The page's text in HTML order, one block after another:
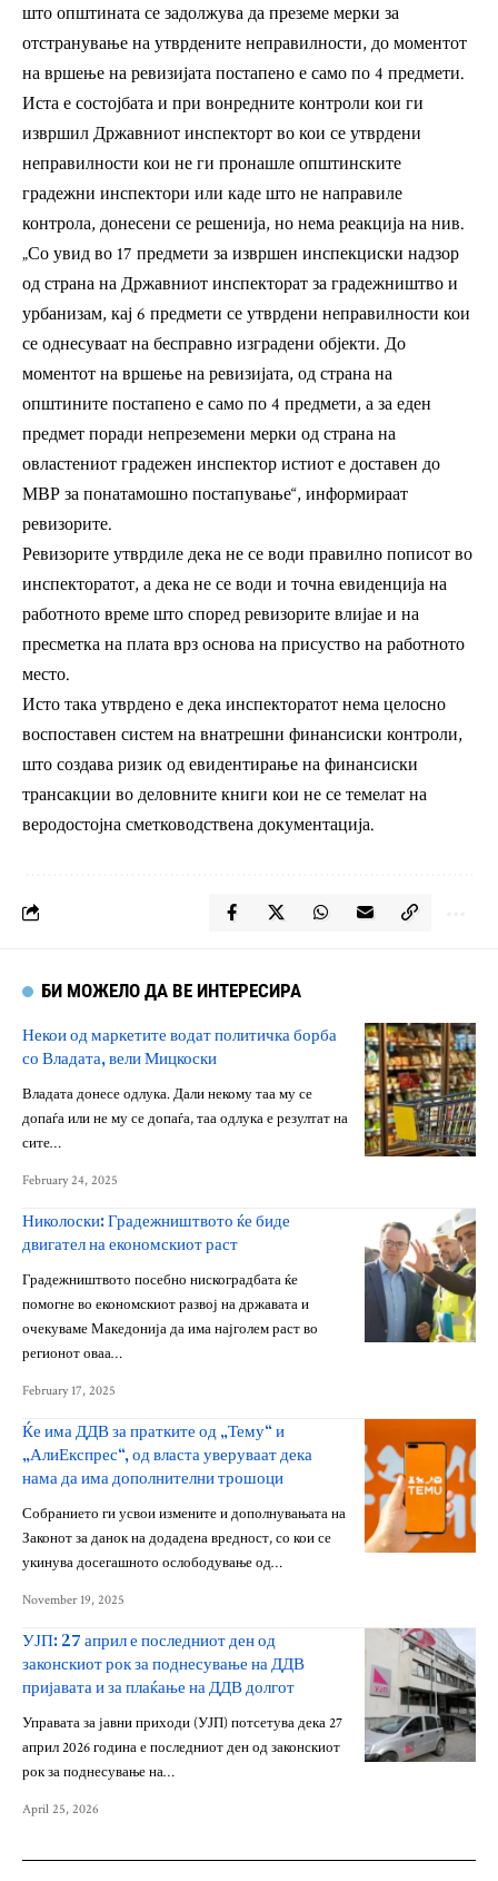
што општината се задолжува да преземе мерки за
отстранување на утврдените неправилности, до моментот
на вршење на ревизијата постапено е само по 4 предмети.
Иста е состојбата и при вонредните контроли кои ги
извршил Државниот инспекторт во кои се утврдени
неправилности кои не ги пронашле општинските
градежни инспектори или каде што не направиле
контрола, донесени се решенија, но нема реакција на нив.
„Со увид во 17 предмети за извршен инспекциски надзор
од страна на Државниот инспекторат за градежништво и
урбанизам, кај 6 предмети се утврдени неправилности кои
се однесуваат на бесправно изградени објекти. До
моментот на вршење на ревизијата, од страна на
општините постапено е само по 4 предмети, а за еден
предмет поради непреземени мерки од страна на
овластениот градежен инспектор истиот е доставен до
МВР за понатамошно постапување“, информираат
ревизорите.
Ревизорите утврдиле дека не се води правилно пописот во
инспекторатот, а дека не се води и точна евиденција на
работното време што според ревизорите влијае и на
пресметка на плата врз основа на присуство на работното
место.
Исто така утврдено е дека инспекторатот нема целосно
воспоставен систем на внатрешни финансиски контроли,
што создава ризик од евидентирање на финансиски
трансакции во деловните книги кои не се темелат на
веродостојна сметководствена документација.
БИ МОЖЕЛО ДА ВЕ ИНТЕРЕСИРА
Некои од маркетите водат политичка борба
со Владата, вели Мицкоски
Владата донесе одлука. Дали некому таа му се
допаѓа или не му се допаѓа, таа одлука е резултат на
сите…
February 24, 2025
Николоски: Градежништвото ќе биде
двигател на економскиот раст
Градежништвото посебно нискоградбата ќе
помогне во економскиот развој на државата и
очекуваме Македонија да има најголем раст во
регионот оваа…
February 17, 2025
Ќе има ДДВ за пратките од „Тему“ и
„АлиЕкспрес“, од власта уверуваат дека
нама да има дополнителни трошоци
Собранието ги усвои измените и дополнувањата на
Законот за данок на додадена вредност, со кои се
укинува досегашното ослободување од…
November 19, 2025
УЈП: 27 април е последниот ден од
законскиот рок за поднесување на ДДВ
пријавата и за плаќање на ДДВ долгот
Управата за јавни приходи (УЈП) потсетува дека 27
април 2026 година е последниот ден од законскиот
рок за поднесување на…
April 25, 2026